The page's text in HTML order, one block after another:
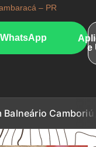
– PR
e
SC